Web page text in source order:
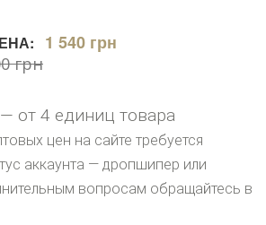
1 540 грн
грн
от 4 единиц товара
цен на сайте требуется
аккаунта — дропшипер или
вопросам обращайтесь в